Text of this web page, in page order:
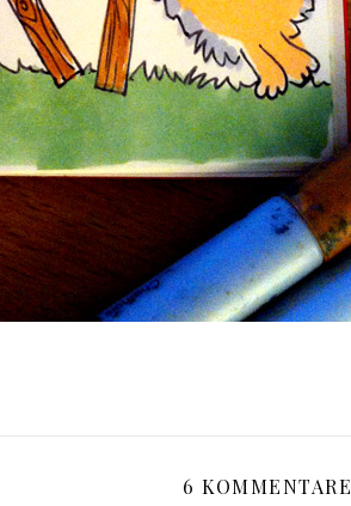
6 KOMMENTARE